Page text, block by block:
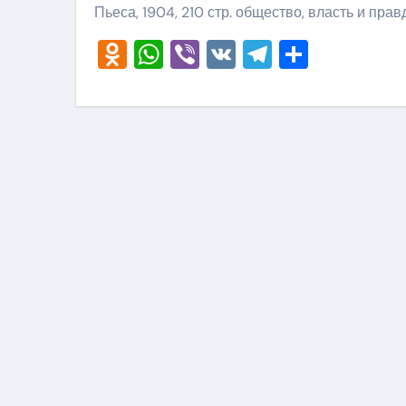
Пьеса, 1904, 210 стр. общество, власть и
Odnoklassniki
WhatsApp
Viber
VKTelegram